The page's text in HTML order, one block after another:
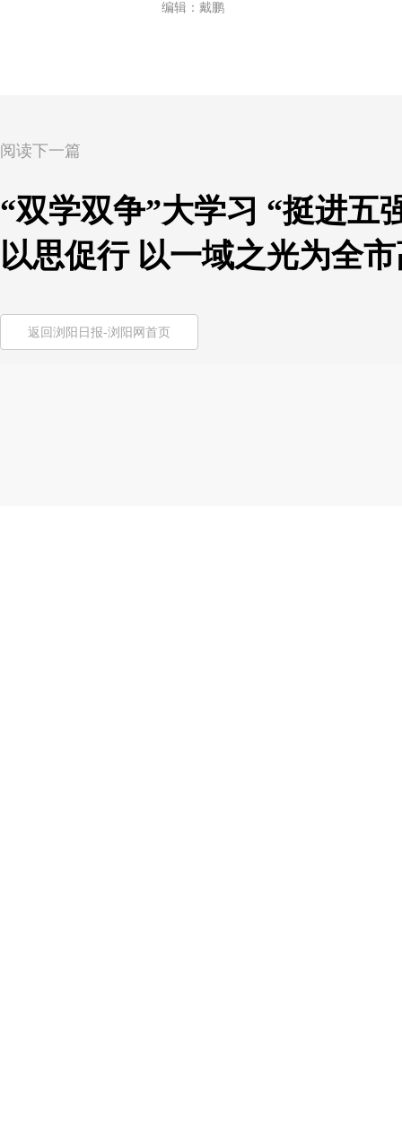
编辑：戴鹏
阅读下一篇
“双学双争”大学习 “挺进五
以思促行 以一域之光为全
返回浏阳日报-浏阳网首页